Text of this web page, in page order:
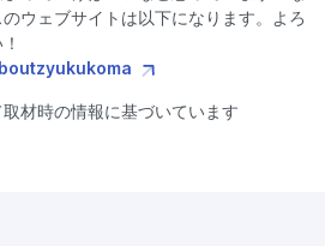
ウェブサイトは以下になります。よろ
材時の情報に基づいています